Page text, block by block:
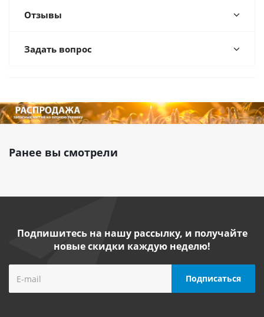
Отзывы
Задать вопрос
Ранее вы смотрели
Подпишитесь на нашу рассылку, и получайте
новые скидки каждую неделю!